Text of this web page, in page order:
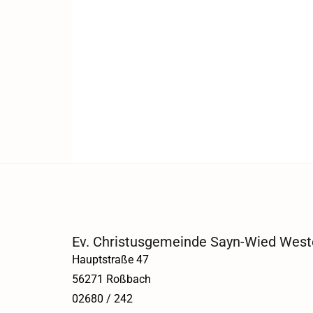
Ev. Christusgemeinde Sayn-Wied
Hauptstraße 47
56271 Roßbach
02680 / 242